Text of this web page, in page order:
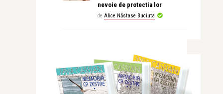
nevoie de protectia lor
de Alice Năstase Buciuta